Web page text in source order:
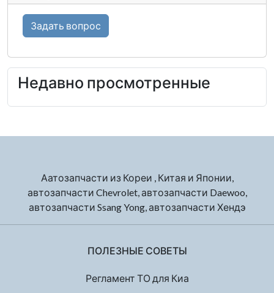
Задать вопрос
Недавно просмотренные
Аатозапчасти из Кореи , Китая и Японии,
автозапчасти Chevrolet, автозапчасти Daewoo,
автозапчасти Ssang Yong, автозапчасти Хендэ
ПОЛЕЗНЫЕ СОВЕТЫ
Регламент ТО для Киа